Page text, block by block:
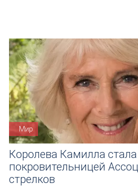
Мир
Королева Камилла стала
покровительницей
стрелков